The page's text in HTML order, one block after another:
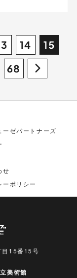
14
15
68
ーゼパートナーズ
せ
ーポリシー
15番15号
美術館